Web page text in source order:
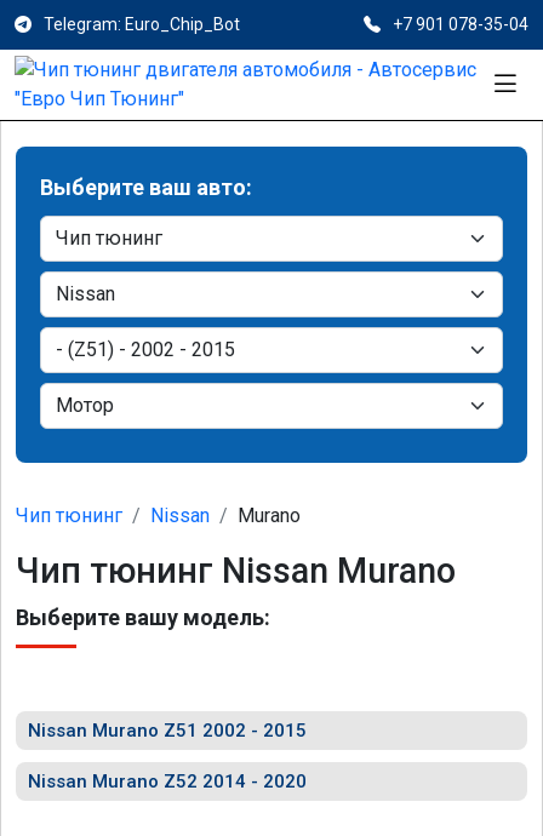
Telegram: Euro_Chip_Bot +7 901 078-35-04
Выберите ваш авто:
Чип тюнинг Nissan Murano
Чип тюнинг Nissan Murano
Выберите вашу модель:
Nissan Murano Z51 2002 - 2015
Nissan Murano Z52 2014 - 2020